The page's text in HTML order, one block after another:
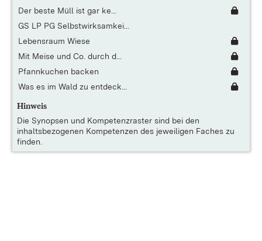
Der beste Müll ist gar ke...
GS LP PG Selbstwirksamkei...
Lebensraum Wiese
Mit Meise und Co. durch d...
Pfannkuchen backen
Was es im Wald zu entdeck...
Hinweis
Die Synopsen und Kompetenzraster sind bei den
inhaltsbezogenen Kompetenzen des jeweiligen Faches zu
finden.